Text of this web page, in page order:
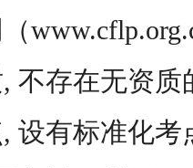
不存在无资质
设有标准化考